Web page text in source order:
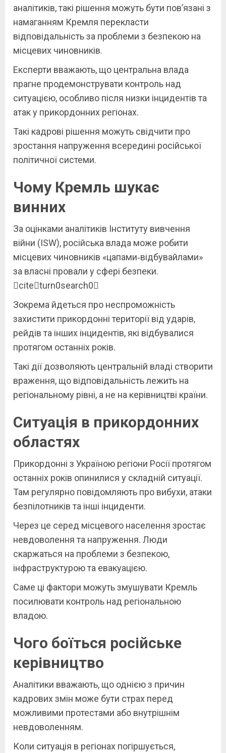
аналітиків, такі рішення можуть бути пов’язані з
намаганням Кремля перекласти
відповідальність за проблеми з безпекою на
місцевих чиновників.
Експерти вважають, що центральна влада
прагне продемонструвати контроль над
ситуацією, особливо після низки інцидентів та
атак у прикордонних регіонах.
Такі кадрові рішення можуть свідчити про
зростання напруження всередині російської
політичної системи.
Чому Кремль шукає
винних
За оцінками аналітиків Інституту вивчення
війни (ISW), російська влада може робити
місцевих чиновників «цапами‑відбувайлами»
за власні провали у сфері безпеки.
citeturn0search0
Зокрема йдеться про неспроможність
захистити прикордонні території від ударів,
рейдів та інших інцидентів, які відбувалися
протягом останніх років.
Такі дії дозволяють центральній владі створити
враження, що відповідальність лежить на
регіональному рівні, а не на керівництві країни.
Ситуація в прикордонних
областях
Прикордонні з Україною регіони Росії протягом
останніх років опинилися у складній ситуації.
Там регулярно повідомляють про вибухи, атаки
безпілотників та інші інциденти.
Через це серед місцевого населення зростає
невдоволення та напруження. Люди
скаржаться на проблеми з безпекою,
інфраструктурою та евакуацією.
Саме ці фактори можуть змушувати Кремль
посилювати контроль над регіональною
владою.
Чого боїться російське
керівництво
Аналітики вважають, що однією з причин
кадрових змін може бути страх перед
можливими протестами або внутрішнім
невдоволенням.
Коли ситуація в регіонах погіршується,